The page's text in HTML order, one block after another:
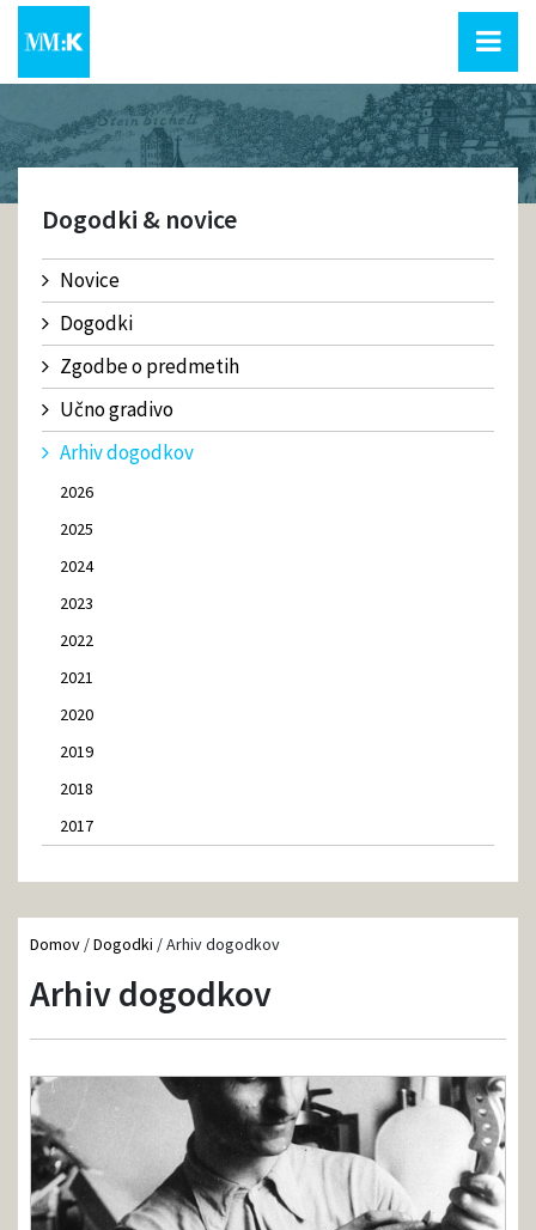
Dogodki & novice
Novice
Dogodki
Zgodbe o predmetih
Učno gradivo
Arhiv dogodkov
2026
2025
2024
2023
2022
2021
2020
2019
2018
2017
Domov /Dogodki /Arhiv dogodkov
Arhiv dogodkov